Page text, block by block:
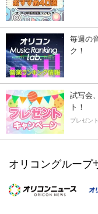
毎週の
ク！
試写会
ト！
プレゼン
オリコングループ